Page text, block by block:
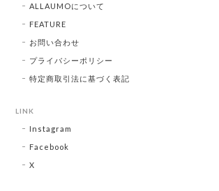
ALLAUMOについて
FEATURE
お問い合わせ
プライバシーポリシー
特定商取引法に基づく表記
LINK
Instagram
Facebook
X